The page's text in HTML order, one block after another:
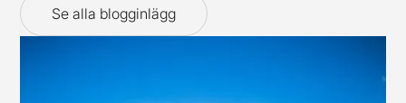
Se alla blogginlägg